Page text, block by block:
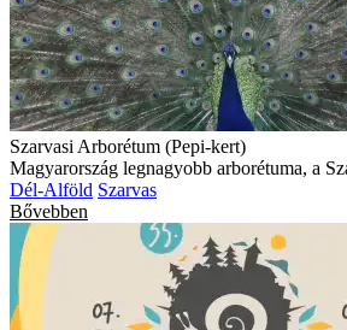
Szarvasi Arborétum (Pepi-kert)
Magyarország legnagyobb arborétuma, a
Dél-Alföld Szarvas
Bővebben